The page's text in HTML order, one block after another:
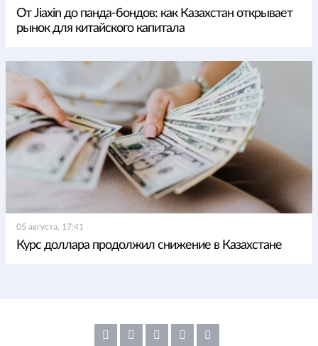
От Jiaxin до панда-бондов: как Казахстан открывает
рынок для китайского капитала
05 августа, 17:41
Курс доллара продолжил снижение в Казахстане